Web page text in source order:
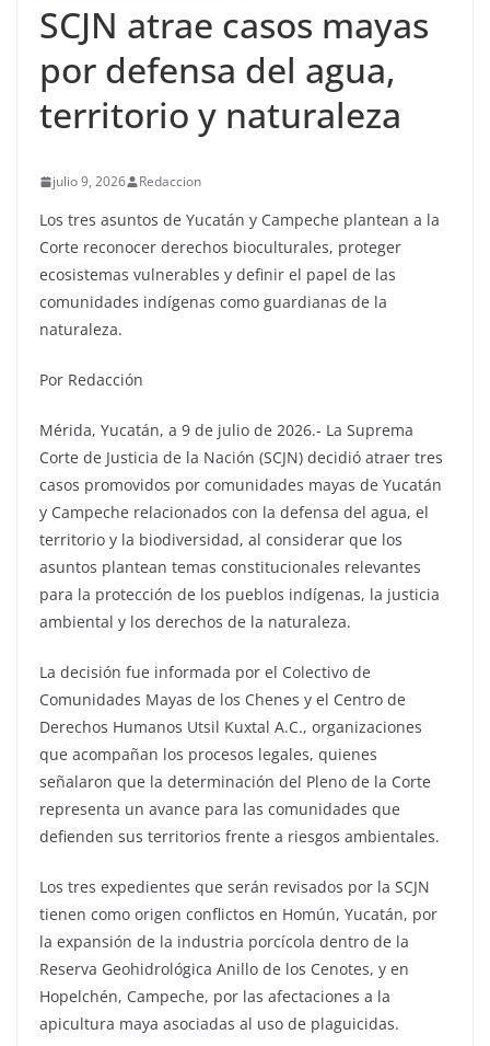
SCJN atrae casos mayas
por defensa del agua,
territorio y naturaleza
julio 9, 2026 Redaccion
Los tres asuntos de Yucatán y Campeche plantean a la
Corte reconocer derechos bioculturales, proteger
ecosistemas vulnerables y definir el papel de las
comunidades indígenas como guardianas de la
naturaleza.
Por Redacción
Mérida, Yucatán, a 9 de julio de 2026.- La Suprema
Corte de Justicia de la Nación (SCJN) decidió atraer tres
casos promovidos por comunidades mayas de Yucatán
y Campeche relacionados con la defensa del agua, el
territorio y la biodiversidad, al considerar que los
asuntos plantean temas constitucionales relevantes
para la protección de los pueblos indígenas, la justicia
ambiental y los derechos de la naturaleza.
La decisión fue informada por el Colectivo de
Comunidades Mayas de los Chenes y el Centro de
Derechos Humanos Utsil Kuxtal A.C., organizaciones
que acompañan los procesos legales, quienes
señalaron que la determinación del Pleno de la Corte
representa un avance para las comunidades que
defienden sus territorios frente a riesgos ambientales.
Los tres expedientes que serán revisados por la SCJN
tienen como origen conflictos en Homún, Yucatán, por
la expansión de la industria porcícola dentro de la
Reserva Geohidrológica Anillo de los Cenotes, y en
Hopelchén, Campeche, por las afectaciones a la
apicultura maya asociadas al uso de plaguicidas.